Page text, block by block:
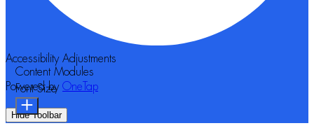
Accessibility Adjustments
Powered by OneTap
Hide Toolbar
Content Modules
Font Size